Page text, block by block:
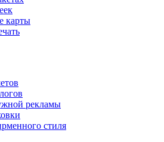
карты
рекламы
стиля